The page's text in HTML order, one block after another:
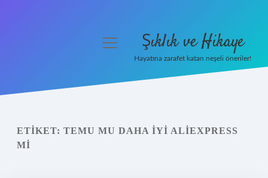
Yasal Uyarı
menüyü
Şıklık ve Hikaye
Hayatına zarafet katan neşeli öneriler!
ETIKET: TEMU MU DAHA IYI ALIEXPRESS
MI